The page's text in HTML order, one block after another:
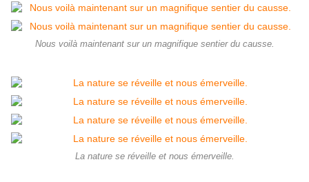
Nous voilà maintenant sur un magnifique sentier du causse.
La nature se réveille et nous émerveille.